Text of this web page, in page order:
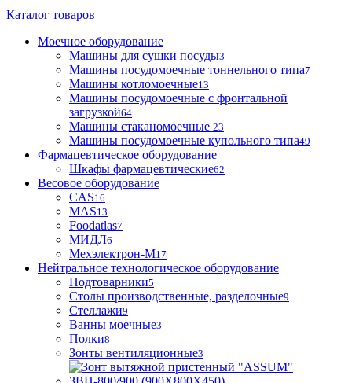
Каталог товаров
Моечное оборудование
Машины для сушки посуды3
Машины посудомоечные тоннельного типа7
Машины котломоечные13
Машины посудомоечные с фронтальной
загрузкой64
Машины стаканомоечные 23
Машины посудомоечные купольного типа49
Фармацевтическое оборудование
Шкафы фармацевтические62
Весовое оборудование
CAS16
MAS13
Foodatlas7
МИДЛ6
Мехэлектрон-М17
Нейтральное технологическое оборудование
Подтоварники5
Столы производственные, разделочные9
Стеллажи9
Ванны моечные3
Полки8
Зонты вентиляционные3